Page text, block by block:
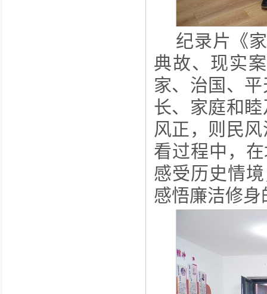
纪录片《
典故、现实
家、治国、
长、家庭和
风正，则民
看过程中，
感受历史情
感悟廉洁修身